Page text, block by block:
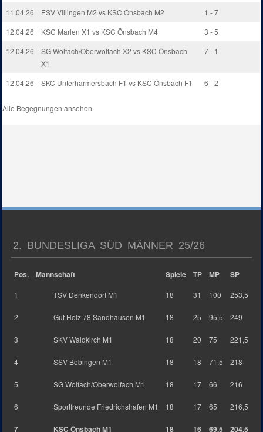
11.04.26 ESV Villingen M2 vs KSC Önsbach M2
1 - 7
12.04.26
KSC Marlen X1 vs KSC Önsbach M4
3 - 5
12.04.26
SG Wolfach/Oberwolfach X2 vs KSC Önsbach
X1
7 - 1
12.04.26 SKC Unterharmersbach F1 vs KSC Önsbach F1 6 - 2
Alle Begegnungen ansehen
2. BUNDESLIGA SÜD MÄNNER 25/26
Pos. Mannschaft Spiele TP MP SP
1 TSV Denkendorf M1 18 31 100 253,5
2 Gut Holz 78 Sandhausen M1 18 25 95,5 249
3 SKV Waldkirch M1 18 20 75 221,5
4 SSV Bobingen M1 18 18 71,5 218
5 SG Wolfach/Oberwolfach M1 18 17 66 216
6 Sportfreunde Friedrichshafen M1 18 17 65 216,5
7 KSC Önsbach M1 18 16 69,5 204,5